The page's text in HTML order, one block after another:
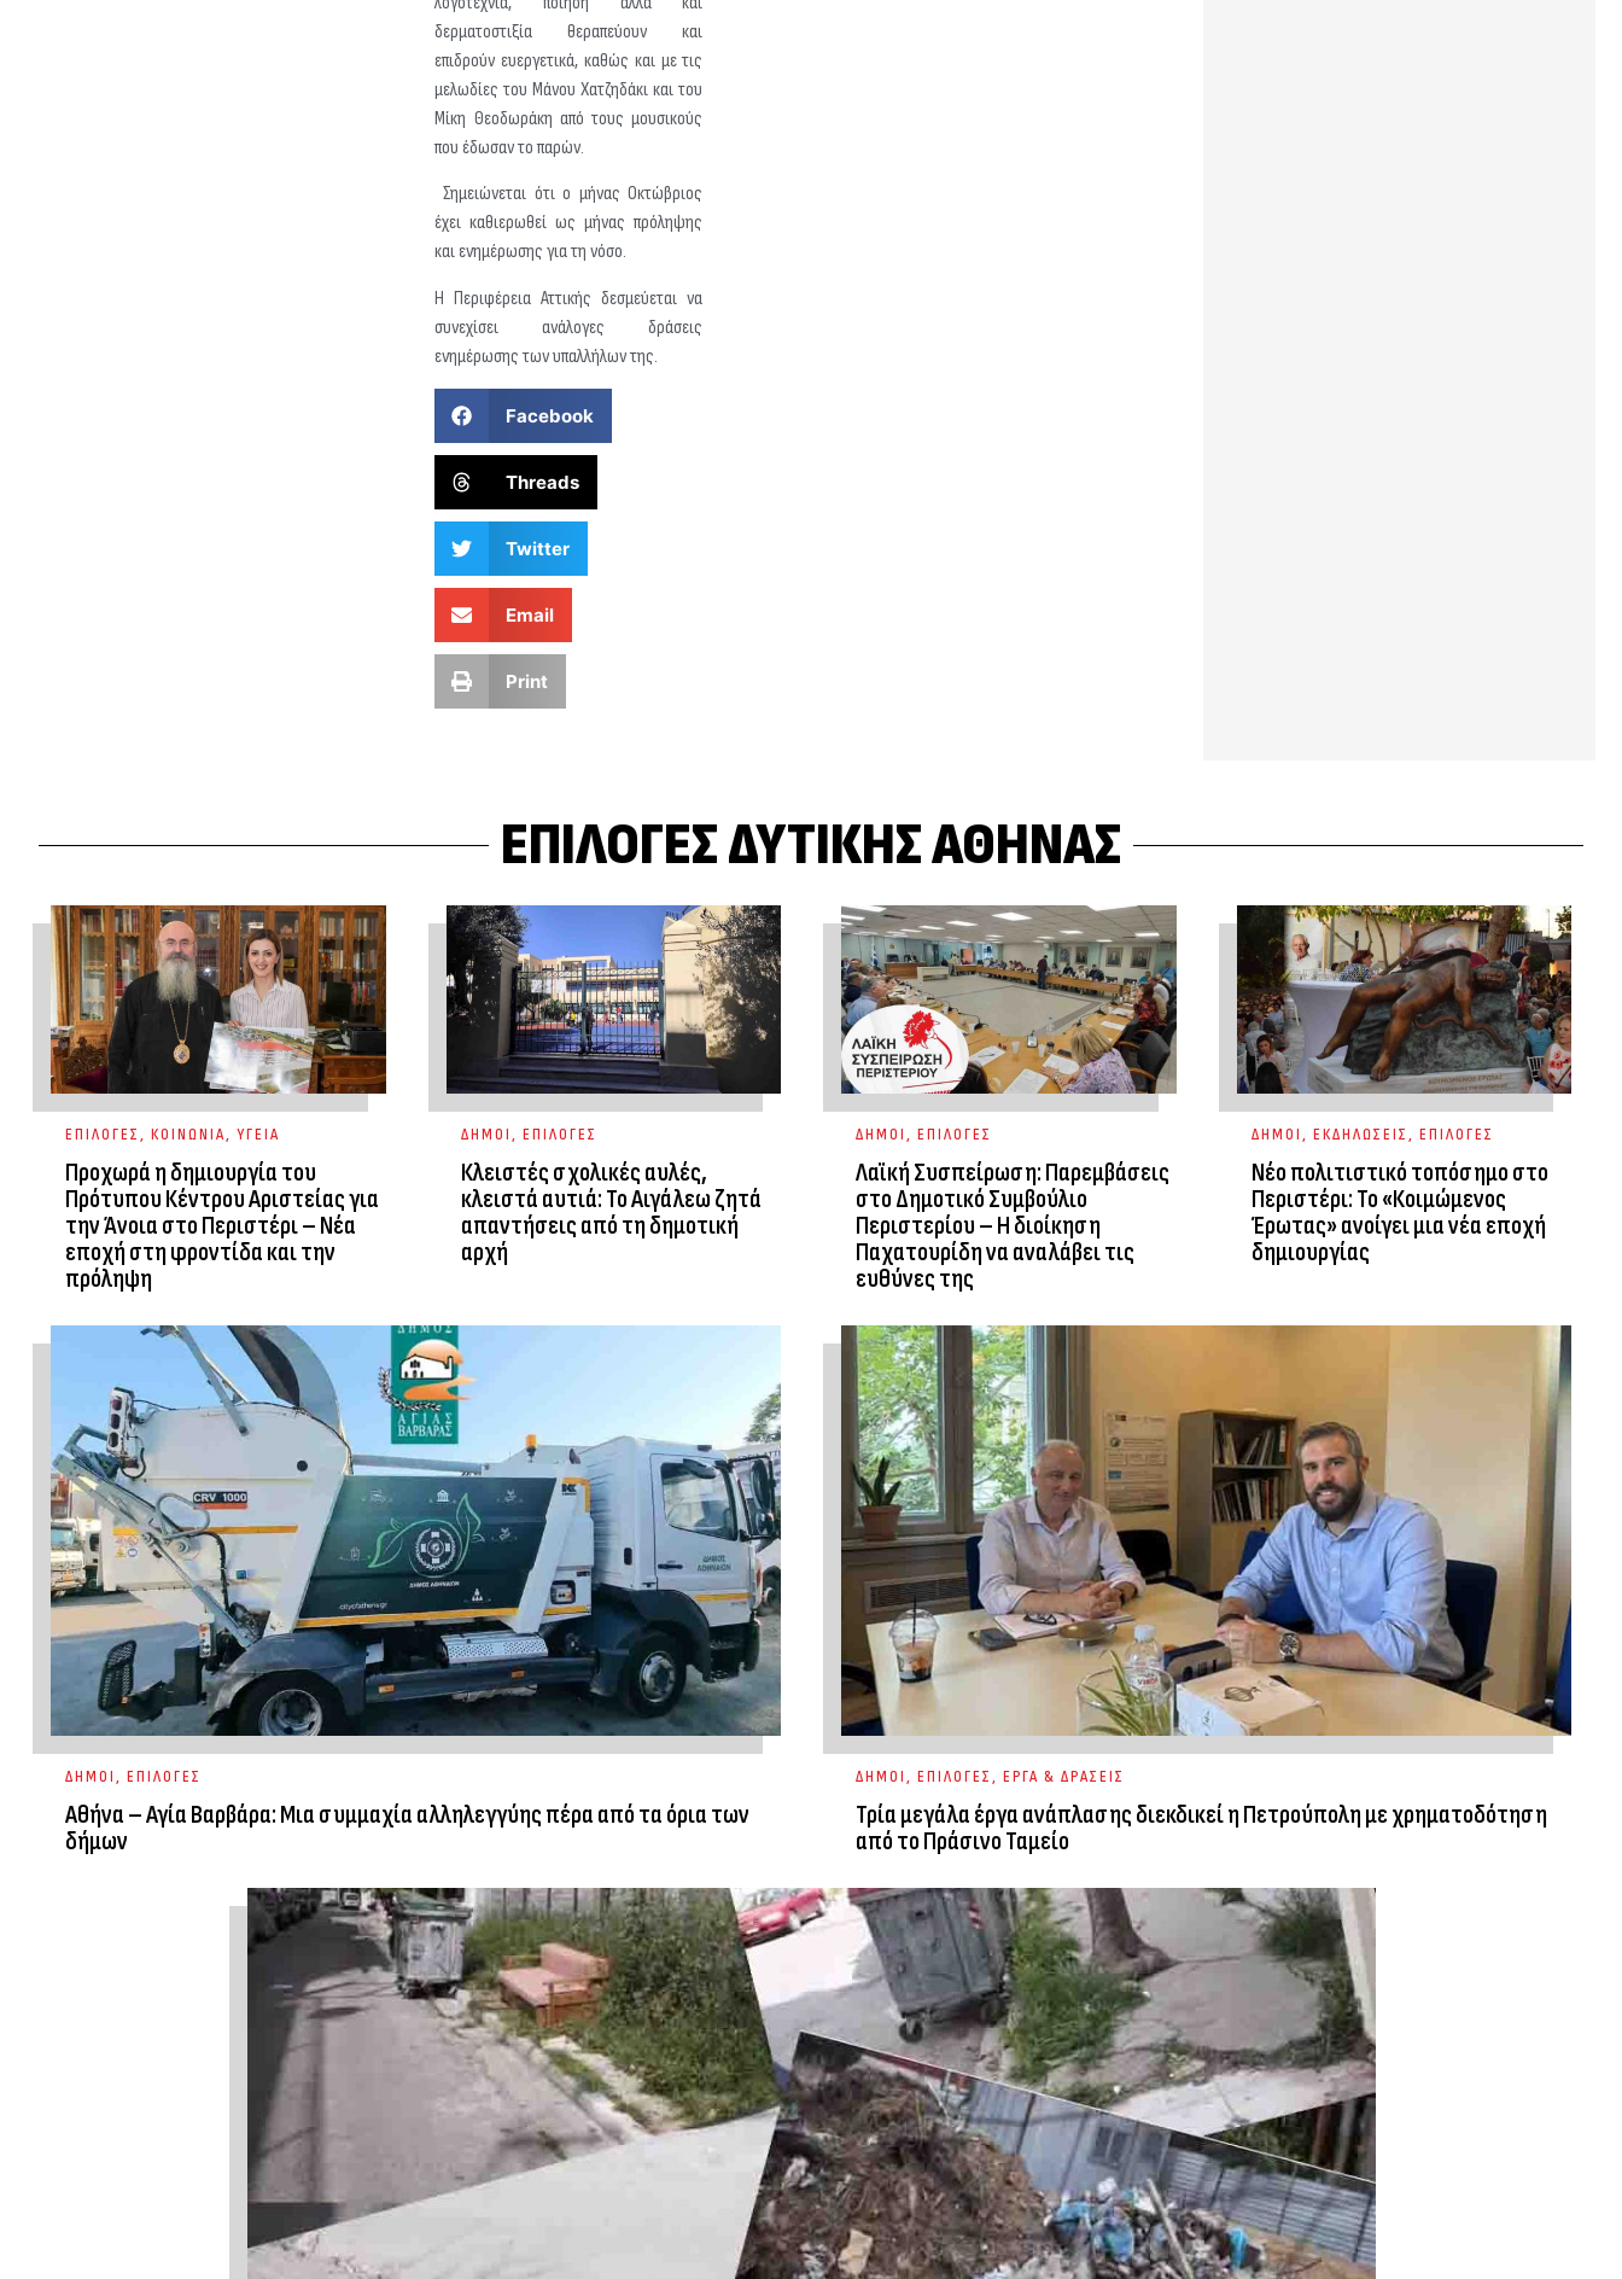
δερματοστιξία θεραπεύουν και
επιδρούν ευεργετικά, καθώς και με τις
μελωδίες του Μάνου Χατζηδάκι και του
Μίκη Θεοδωράκη από τους μουσικούς
που έδωσαν το παρών.
Σημειώνεται ότι ο μήνας Οκτώβριος
έχει καθιερωθεί ως μήνας πρόληψης
και ενημέρωσης για τη νόσο.
Η Περιφέρεια Αττικής δεσμεύεται να
συνεχίσει ανάλογες δράσεις
ενημέρωσης των υπαλλήλων της.
Facebook
Threads
Twitter
Email
Print
ΕΠΙΛΟΓΈΣ ΔΥΤΙΚΉΣ ΑΘΉΝΑΣ
ΕΠΙΛΟΓΕΣ, ΚΟΙΝΩΝΙΑ, ΥΓΕΙΑ
Προχωρά η δημιουργία του
Πρότυπου Κέντρου Αριστείας για
την Άνοια στο Περιστέρι – Νέα
εποχή στη φροντίδα και την
πρόληψη
ΔΗΜΟΙ, ΕΠΙΛΟΓΕΣ
Κλειστές σχολικές αυλές,
κλειστά αυτιά: Το Αιγάλεω ζητά
απαντήσεις από τη δημοτική
αρχή
ΔΗΜΟΙ, ΕΠΙΛΟΓΕΣ
Λαϊκή Συσπείρωση: Παρεμβάσεις
στο Δημοτικό Συμβούλιο
Περιστερίου – Η διοίκηση
Παχατουρίδη να αναλάβει τις
ευθύνες της
ΔΗΜΟΙ, ΕΚΔΗΛΩΣΕΙΣ, ΕΠΙΛΟΓΕΣ
Νέο πολιτιστικό τοπόσημο στο
Περιστέρι: Το «Κοιμώμενος
Έρωτας» ανοίγει μια νέα εποχή
δημιουργίας
ΔΗΜΟΙ, ΕΠΙΛΟΓΕΣ
Αθήνα – Αγία Βαρβάρα: Μια συμμαχία αλληλεγγύης πέρα από τα όρια των
δήμων
ΔΗΜΟΙ, ΕΠΙΛΟΓΕΣ, ΕΡΓΑ & ΔΡΑΣΕΙΣ
Τρία μεγάλα έργα ανάπλασης διεκδικεί η Πετρούπολη με χρηματοδότηση
από το Πράσινο Ταμείο